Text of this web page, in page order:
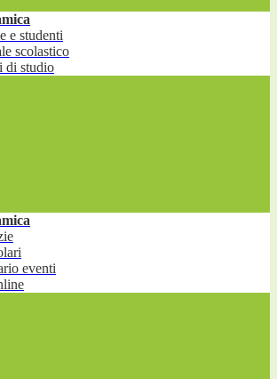
e studenti
scolastico
di studio
eventi